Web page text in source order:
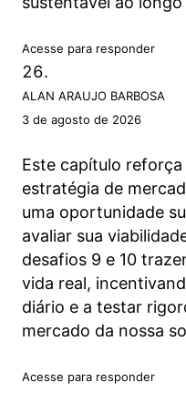
Acesse para responder
ALAN ARAUJO BARBOSA
3 de agosto de 2026
Este capítulo
estratégia de
uma oportunidade
avaliar sua
desafios 9 e 10
vida real,
diário e a testar
mercado da nossa
Acesse para responder